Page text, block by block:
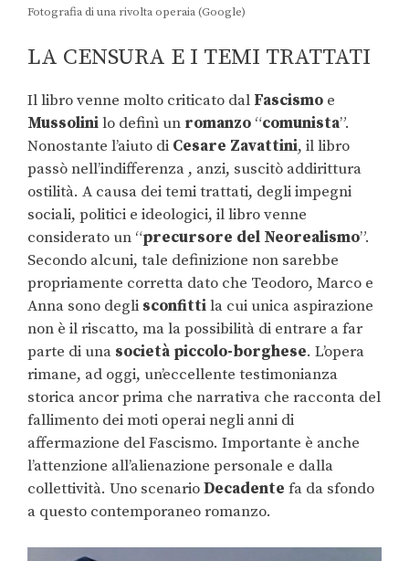
Fotografia di una rivolta operaia (Google)
LA CENSURA E I TEMI TRATTATI
Il libro venne molto criticato dal Fascismo e
Mussolinilo definì un romanzo “comunista”.
Nonostante l’aiuto di Cesare Zavattini, il libro
passò nell’indifferenza , anzi, suscitò addirittura
ostilità. A causa dei temi trattati, degli impegni
sociali, politici e ideologici, il libro venne
considerato un “precursore del Neorealismo”.
Secondo alcuni, tale definizione non sarebbe
propriamente corretta dato che Teodoro, Marco e
Anna sono degli sconfittila cui unica aspirazione
non è il riscatto, ma la possibilità di entrare a far
parte di una società piccolo-borghese. L’opera
rimane, ad oggi, un’eccellente testimonianza
storica ancor prima che narrativa che racconta del
fallimento dei moti operai negli anni di
affermazione del Fascismo. Importante è anche
l’attenzione all’alienazione personale e dalla
collettività. Uno scenarioDecadente fa da sfondo
a questo contemporaneo romanzo.